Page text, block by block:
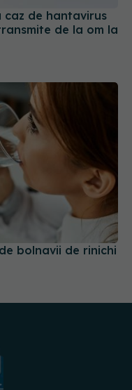
bolnavii de rinichi
PE: